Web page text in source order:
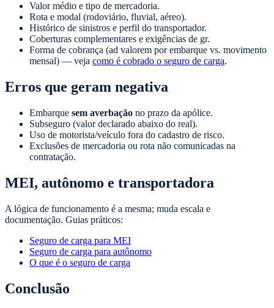
Valor médio e tipo de mercadoria.
Rota e modal (rodoviário, fluvial, aéreo).
Histórico de sinistros e perfil do transportador.
Coberturas complementares e exigências de gr.
Forma de cobrança (ad valorem por embarque vs. movimento
mensal) — veja como é cobrado o seguro de carga.
Erros que geram negativa
Embarque sem averbação no prazo da apólice.
Subseguro (valor declarado abaixo do real).
Uso de motorista/veículo fora do cadastro de risco.
Exclusões de mercadoria ou rota não comunicadas na
contratação.
MEI, autônomo e transportadora
A lógica de funcionamento é a mesma; muda escala e
documentação. Guias práticos:
Seguro de carga para MEI
Seguro de carga para autônomo
O que é o seguro de carga
Conclusão